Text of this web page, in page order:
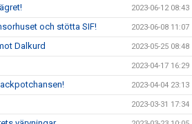
2023-06-12 08:43
och stötta SIF! 2023-06-08 11:07
Dalkurd 2023-05-25 08:48
2023-04-17 16:29
2023-04-04 23:13
2023-03-31 17:34